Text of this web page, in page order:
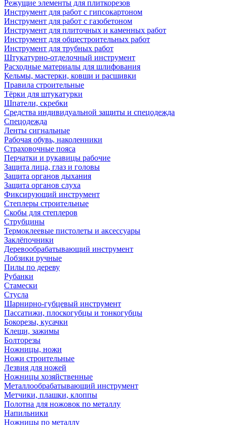
Режущие элементы для плиткорезов
Инструмент для работ с гипсокартоном
Инструмент для работ с газобетоном
Инструмент для плиточных и каменных работ
Инструмент для общестроительных работ
Инструмент для трубных работ
Штукатурно-отделочный инструмент
Расходные материалы для шлифования
Кельмы, мастерки, ковши и расшивки
Правила строительные
Тёрки для штукатурки
Шпатели, скребки
Средства индивидуальной защиты и спецодежда
Спецодежда
Ленты сигнальные
Рабочая обувь, наколенники
Страховочные пояса
Перчатки и рукавицы рабочие
Защита лица, глаз и головы
Защита органов дыхания
Защита органов слуха
Фиксирующий инструмент
Степлеры строительные
Скобы для степлеров
Струбцины
Термоклеевые пистолеты и аксессуары
Заклёпочники
Деревообрабатывающий инструмент
Лобзики ручные
Пилы по дереву
Рубанки
Стамески
Стусла
Шарнирно-губцевый инструмент
Пассатижи, плоскогубцы и тонкогубцы
Бокорезы, кусачки
Клещи, зажимы
Болторезы
Ножницы, ножи
Ножи строительные
Лезвия для ножей
Ножницы хозяйственные
Металлообрабатывающий инструмент
Метчики, плашки, клоппы
Полотна для ножовок по металлу
Напильники
Ножницы по металлу